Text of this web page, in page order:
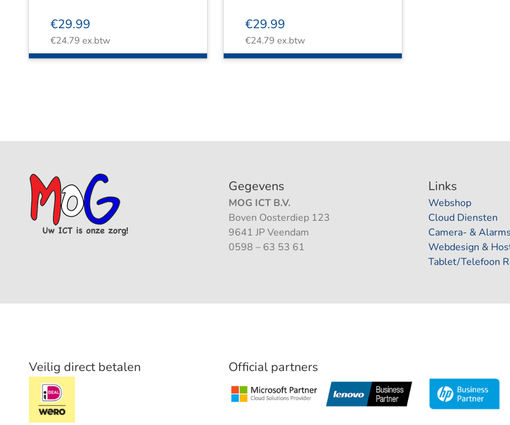
€29.99
€24.79 ex.btw
€29.99
€24.79 ex.btw
Gegevens
MOG ICT B.V.
Boven Oosterdiep 123
9641 JP Veendam
0598 – 63 53 61
Links
Webshop
Cloud Diensten
Camera- &
Webdesign &
Tablet/Telefoon
Veilig direct betalen Official partners